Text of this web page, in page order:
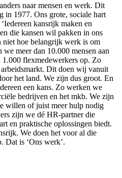
naar mensen en werk. Dit
in 1977. Ons grote, sociale hart
kansrijk maken en
die kansen wil pakken in ons
niet hoe belangrijk werk is om
meer dan 10.000 mensen aan
flexmedewerkers op. Zo
Dit doen wij vanuit
het land. We zijn dus groot. En
een kans. Zo werken we
bedrijven en het mkb. We zijn
willen of juist meer hulp nodig
zijn we dé HR-partner die
en praktische oplossingen biedt.
We doen het voor al die
Dat is ‘Ons werk’.